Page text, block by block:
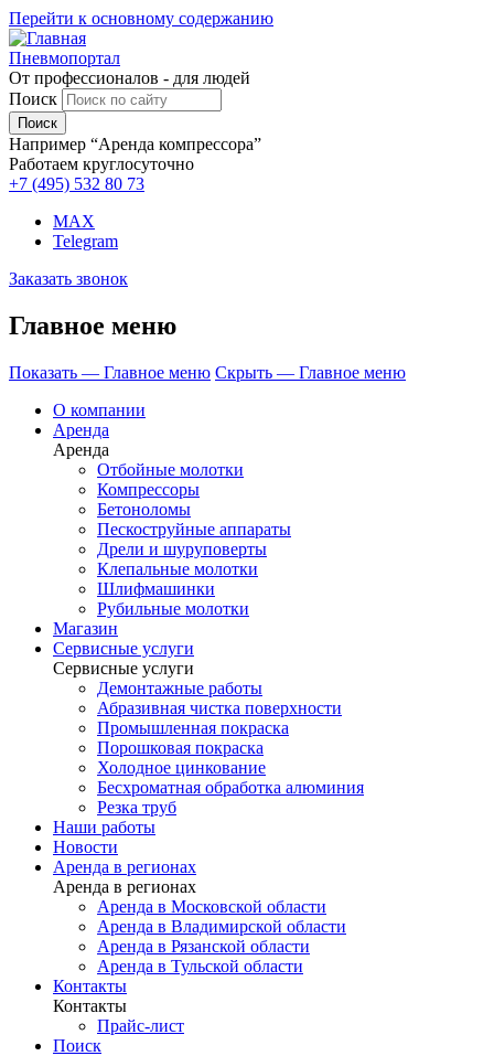
Перейти к основному содержанию
Пневмопортал
От профессионалов - для людей
Поиск
Например “Аренда компрессора”
Работаем круглосуточно
+7 (495) 532 80 73
MAX
Telegram
Заказать звонок
Главное меню
Показать — Главное меню Скрыть — Главное меню
О компании
Аренда
Аренда
Отбойные молотки
Компрессоры
Бетоноломы
Пескоструйные аппараты
Дрели и шуруповерты
Клепальные молотки
Шлифмашинки
Рубильные молотки
Магазин
Сервисные услуги
Сервисные услуги
Демонтажные работы
Абразивная чистка поверхности
Промышленная покраска
Порошковая покраска
Холодное цинкование
Бесхроматная обработка алюминия
Резка труб
Наши работы
Новости
Аренда в регионах
Аренда в регионах
Аренда в Московской области
Аренда в Владимирской области
Аренда в Рязанской области
Аренда в Тульской области
Контакты
Контакты
Прайс-лист
Поиск